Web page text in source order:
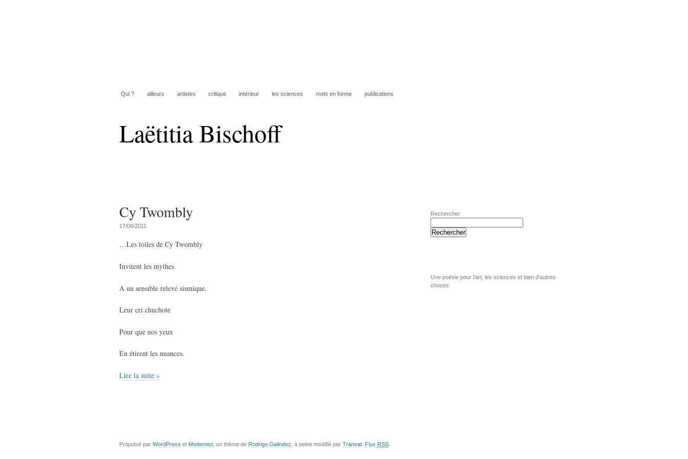
Qui ? ailleurs artistes critique intérieur les sciences mots en forme publications
Laëtitia Bischoff
Cy Twombly
17/08/2011
…Les toiles de Cy Twombly
Invitent les mythes
A un sensible relevé sismique.
Leur cri chuchote
Pour que nos yeux
En étirent les nuances.
Lire la suite »
Rechercher
Rechercher
Une poésie pour l'art, les sciences et bien d'autres
choses
Propulsé par WordPress et Modernist , un thème de Rodrigo Galindez , à peine modifié par Transat Flux RSS